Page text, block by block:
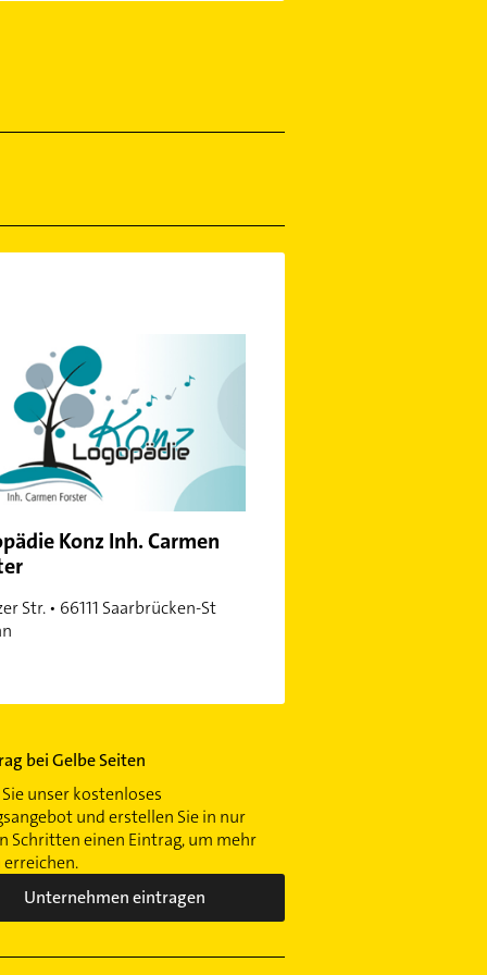
Konz Inh. Carmen
Str. • 66111 Saarbrücken-St
bei Gelbe Seiten
unser kostenloses
und erstellen Sie in nur
Schritten einen Eintrag, um mehr
erreichen.
Unternehmen eintragen